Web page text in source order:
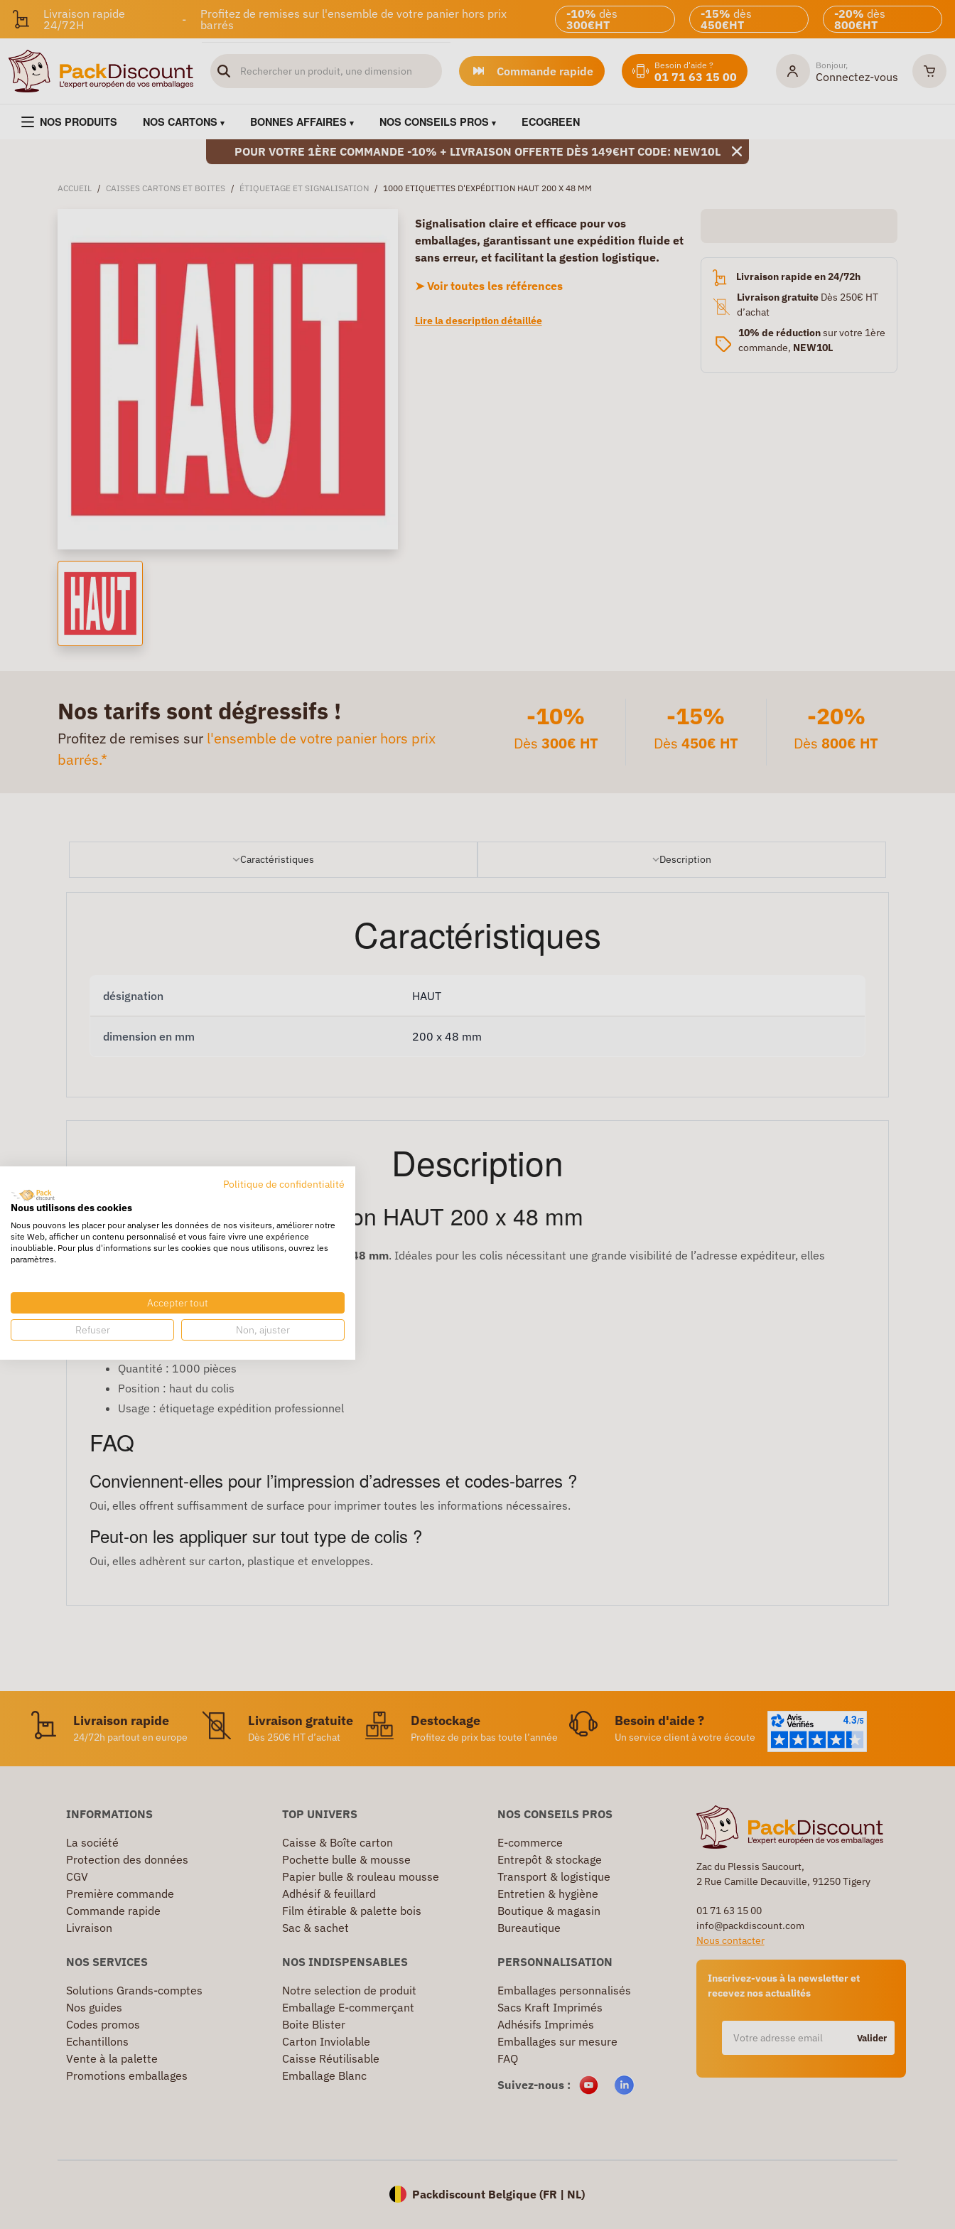
Livraison rapide
24/72H
-
Profitez de remises sur l'ensemble de votre panier hors prix
barrés
-10% dès
300€HT
-15% dès
450€HT
-20% dès
800€HT
Commande rapide Besoin d'aide ?
01 71 63 15 00
Bonjour,
Connectez-vous
NOS PRODUITS NOS CARTONS BONNES AFFAIRES NOS CONSEILS PROS ECOGREEN
POUR VOTRE 1ÈRE COMMANDE -10% + LIVRAISON OFFERTE DÈS 149€HT CODE: NEW10L
ACCUEIL / CAISSES CARTONS ET BOITES / ÉTIQUETAGE ET SIGNALISATION / 1000 ETIQUETTES D'EXPÉDITION HAUT 200 X 48 MM
Signalisation claire et efficace pour vos
emballages, garantissant une expédition fluide et
sans erreur, et facilitant la gestion logistique.
➤ Voir toutes les références
Lire la description détaillée
Livraison rapide en 24/72h
Livraison gratuiteDès 250€ HT
d’achat
10% de réductionsur votre 1ère
commande, NEW10L
Nos tarifs sont dégressifs !
Profitez de remises sur l'ensemble de votre panier hors prix
barrés.*
-10%
Dès 300€ HT
-15%
Dès 450€ HT
-20%
Dès800€ HT
Caractéristiques Description
Caractéristiques
désignation HAUT
dimension en mm 200 x 48 mm
Description
1000 Étiquettes d’expédition HAUT 200 x 48 mm
Lot de1000 étiquettes d’expédition HAUT 200 x 48 mm. Idéales pour les colis nécessitant une grande visibilité de l’adresse expéditeur, elles
Caractéristiques
Quantité : 1000 pièces
Position : haut du colis
Usage : étiquetage expédition professionnel
FAQ
Conviennent-elles pour l’impression d’adresses et codes-barres ?
Oui, elles offrent suffisamment de surface pour imprimer toutes les informations nécessaires.
Peut-on les appliquer sur tout type de colis ?
Oui, elles adhèrent sur carton, plastique et enveloppes.
Livraison rapide
24/72h partout en europe
Livraison gratuite
Dès 250€ HT d’achat
Destockage
Profitez de prix bas toute l’année
Besoin d'aide ?
Un service client à votre écoute
Zac du Plessis Saucourt,
2 Rue Camille Decauville, 91250 Tigery
01 71 63 15 00
info@packdiscount.com
Nous contacter
Inscrivez-vous à la newsletter et
recevez nos actualités
Valider
INFORMATIONS
La société
Protection des données
CGV
Première commande
Commande rapide
Livraison
TOP UNIVERS
Caisse & Boîte carton
Pochette bulle & mousse
Papier bulle & rouleau mousse
Adhésif & feuillard
Film étirable & palette bois
Sac & sachet
NOS CONSEILS PROS
E-commerce
Entrepôt & stockage
Transport & logistique
Entretien & hygiène
Boutique & magasin
Bureautique
NOS SERVICES
Solutions Grands-comptes
Nos guides
Codes promos
Echantillons
Vente à la palette
Promotions emballages
NOS INDISPENSABLES
Notre selection de produit
Emballage E-commerçant
Boite Blister
Carton Inviolable
Caisse Réutilisable
Emballage Blanc
PERSONNALISATION
Emballages personnalisés
Sacs Kraft Imprimés
Adhésifs Imprimés
Emballages sur mesure
FAQ
Suivez-nous :
Packdiscount Belgique (FR | NL)
Politique de confidentialité
Nous utilisons des cookies
Nous pouvons les placer pour analyser les données de nos visiteurs, améliorer notre
site Web, afficher un contenu personnalisé et vous faire vivre une expérience
inoubliable. Pour plus d'informations sur les cookies que nous utilisons, ouvrez les
paramètres.
Accepter tout
Refuser Non, ajuster